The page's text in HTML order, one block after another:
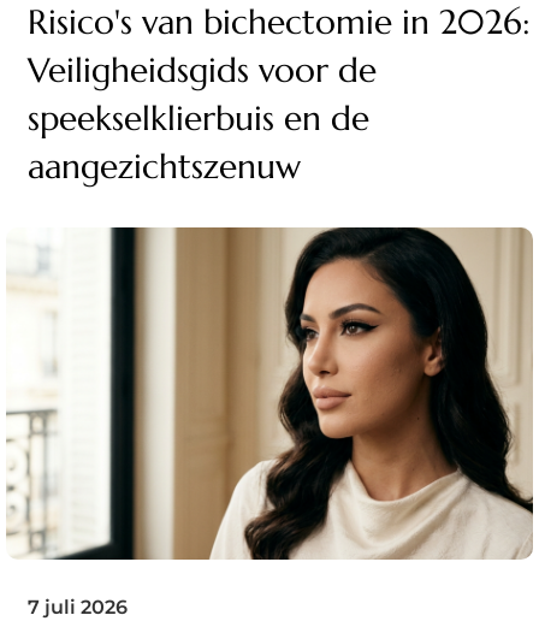
Risico's van bichectomie in 2026:
Veiligheidsgids voor de
speekselklierbuis en de
aangezichtszenuw
7 juli 2026